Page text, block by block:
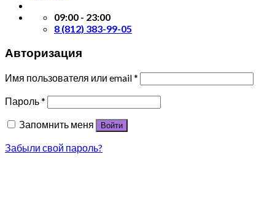
09:00 - 23:00
8 (812) 383-99-05
Авторизация
Имя пользователя или email*
Пароль*
Запомнить меня
Войти
Забыли свой пароль?